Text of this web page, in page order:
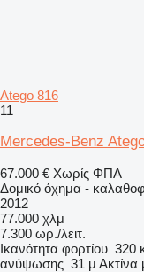
Atego 816
11
Mercedes-Benz
67.000 € Χωρίς ΦΠΑ
Δομικό όχημα -
2012
77.000 χλμ
7.300 ωρ./λειτ.
Ικανότητα φορτίου 320
ανύψωσης 31 μ